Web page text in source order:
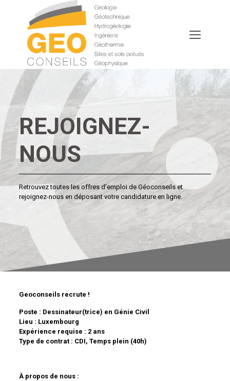
REJOIGNEZ-
NOUS
Retrouvez toutes les offres d’emploi de Géoconseils et
rejoignez-nous en déposant votre candidature en ligne.
Geoconseils recrute !
Poste : Dessinateur(trice) en Génie Civil
Lieu : Luxembourg
Expérience requise : 2 ans
Type de contrat : CDI, Temps plein (40h)
À propos de nous :